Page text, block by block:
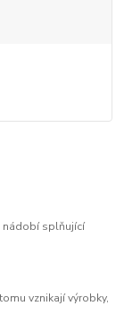
nádobí splňující
vznikají výrobky,